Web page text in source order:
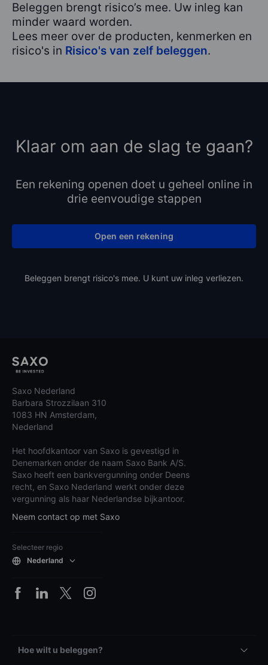
Beleggen brengt risico’s mee. Uw inleg kan
minder waard worden.
Lees meer over de producten, kenmerken en
risico's in Risico's van zelf beleggen.
Klaar om aan de slag te gaan?
Een rekening openen doet u geheel online in
drie eenvoudige stappen
Open een rekening
Beleggen brengt risico's mee. U kunt uw inleg verliezen.
Saxo Nederland
Barbara Strozzilaan 310
1083 HN Amsterdam,
Nederland
Het hoofdkantoor van Saxo is gevestigd in
Denemarken onder de naam Saxo Bank A/S.
Saxo heeft een bankvergunning onder Deens
recht, en Saxo Nederland werkt onder deze
vergunning als haar Nederlandse bijkantoor.
Neem contact op met Saxo
Selecteer regio
Nederland
Hoe wilt u beleggen?